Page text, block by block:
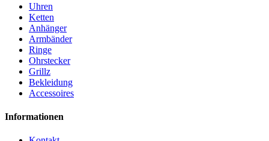
Uhren
Ketten
Anhänger
Armbänder
Ringe
Ohrstecker
Grillz
Bekleidung
Accessoires
Informationen